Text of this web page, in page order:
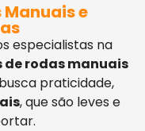
e
especialistas na
de rodas manuais
praticidade,
, que são leves e